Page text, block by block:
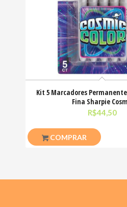
Kit 5 Marcadores
Fina Sharpie
R$44,50
COMPRAR